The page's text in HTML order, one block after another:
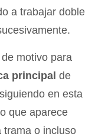
a trabajar doble
motivo para
principal de
en esta
que aparece
trama o incluso